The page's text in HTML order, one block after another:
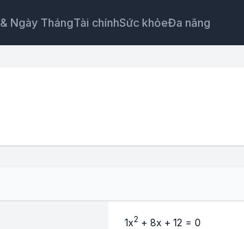
Ngày ThángTài chínhSức khỏeĐa năng
1x2 + 8x + 12 = 0